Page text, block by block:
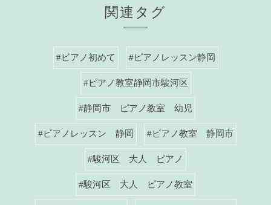
関連タグ
#ピアノ初めて #ピアノレッスン静岡
#ピアノ教室静岡市駿河区
#静岡市 ピアノ教室 幼児
#ピアノレッスン 静岡 #ピアノ教室 静岡市
#駿河区 大人 ピアノ
#駿河区 大人 ピアノ教室